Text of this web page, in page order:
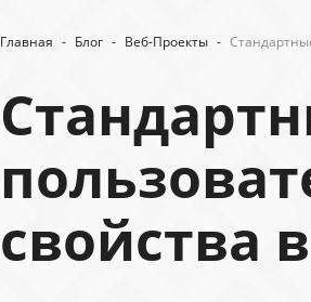
Главная - Блог - Веб-Проекты -
свойства